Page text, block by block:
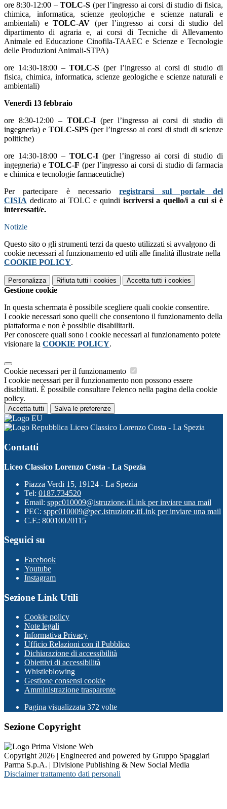
ore 8:30-12:00 –TOLC-S (per l’ingresso ai corsi di studio di fisica,
chimica, informatica, scienze geologiche e scienze naturali e
ambientali) eTOLC-AV (per l’ingresso ai corsi di studio del
dipartimento di agraria e, ai corsi di Tecniche di Allevamento
Animale ed Educazione Cinofila-TAAEC e Scienze e Tecnologie
delle Produzioni Animali-STPA)
ore 14:30-18:00 –TOLC-S (per l’ingresso ai corsi di studio di
fisica, chimica, informatica, scienze geologiche e scienze naturali e
ambientali)
Venerdì 13 febbraio
ore 8:30-12:00 – TOLC-I(per l’ingresso ai corsi di studio di
ingegneria) e TOLC-SPS(per l’ingresso ai corsi di studi di scienze
politiche)
ore 14:30-18:00 –TOLC-I (per l’ingresso ai corsi di studio di
ingegneria) e TOLC-F (per l’ingresso ai corsi di studio di farmacia
e chimica e tecnologie farmaceutiche)
Per partecipare è necessarioregistrarsi sul portale del
CISIA dedicato ai TOLC e quindi iscriversi a quello/i a cui si è
interessati/e.
Notizie
Questo sito o gli strumenti terzi da questo utilizzati si avvalgono di
cookie necessari al funzionamento ed utili alle finalità illustrate nella
COOKIE POLICY.
Personalizza Rifiuta tutti i cookies Accetta tutti i cookies
Gestione cookie
In questa schermata è possibile scegliere quali cookie consentire.
I cookie necessari sono quelli che consentono il funzionamento della
piattaforma e non è possibile disabilitarli.
Per conoscere quali sono i cookie necessari al funzionamento potete
visionare la COOKIE POLICY.
Cookie necessari per il funzionamento
I cookie necessari per il funzionamento non possono essere
disabilitati. È possibile consultare l'elenco nella pagina della cookie
policy.
Accetta tutti Salva le preferenze
Liceo Classico Lorenzo Costa - La Spezia
Contatti
Liceo Classico Lorenzo Costa - La Spezia
Piazza Verdi 15, 19124 - La Spezia
Tel: 0187.734520
Email: sppc010009@istruzione.itLink per inviare una mail
PEC: sppc010009@pec.istruzione.itLink per inviare una mail
C.F.: 80010020115
Seguici su
Facebook
Youtube
Instagram
Sezione Link Utili
Cookie policy
Note legali
Informativa Privacy
Ufficio Relazioni con il Pubblico
Dichiarazione di accessibilità
Obiettivi di accessibilità
Whistleblowing
Gestione consensi cookie
Amministrazione trasparente
Pagina visualizzata 372 volte
Sezione Copyright
Copyright 2026 | Engineered and powered by Gruppo Spaggiari
Parma S.p.A. | Divisione Publishing & New Social Media
Disclaimer trattamento dati personali